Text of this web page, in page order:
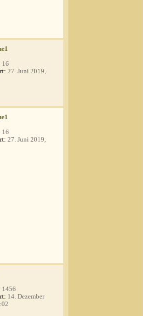
16
27. Juni 2019,
16
27. Juni 2019,
1456
14. Dezember